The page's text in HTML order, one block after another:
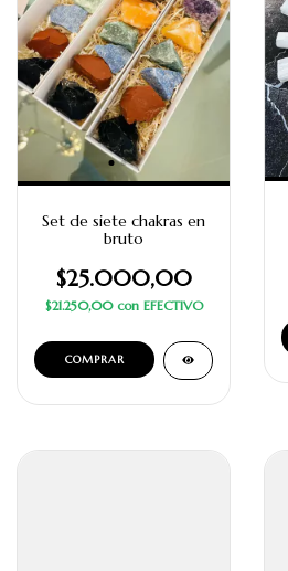
Set de siete chakras en
bruto
$25.000,00
$21.250,00 con EFECTIVO